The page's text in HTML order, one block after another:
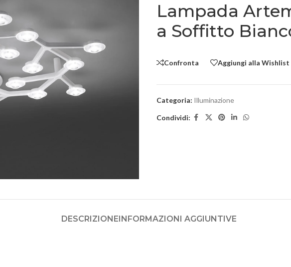
Lampada
a Soffitto
Confronta Aggiungi alla Wishlist
Categoria: Illuminazione
Condividi:
DESCRIZIONE INFORMAZIONI AGGIUNTIVE